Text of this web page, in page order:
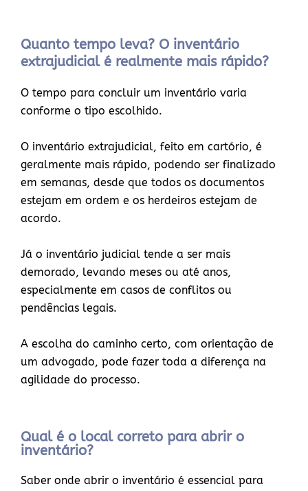
Quanto tempo leva? O inventário
extrajudicial é realmente mais rápido?
O tempo para concluir um inventário varia
conforme o tipo escolhido.
O inventário extrajudicial, feito em cartório, é
geralmente mais rápido, podendo ser finalizado
em semanas, desde que todos os documentos
estejam em ordem e os herdeiros estejam de
acordo.
Já o inventário judicial tende a ser mais
demorado, levando meses ou até anos,
especialmente em casos de conflitos ou
pendências legais.
A escolha do caminho certo, com orientação de
um advogado, pode fazer toda a diferença na
agilidade do processo.
Qual é o local correto para abrir o
inventário?
Saber onde abrir o inventário é essencial para